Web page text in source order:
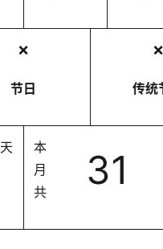
❌
节日
❌
传统
天
本
月
共
31